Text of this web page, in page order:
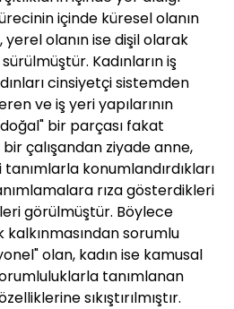
içinde küresel olanın
olanın ise dişil olarak
Kadınların iş
cinsiyetçi sistemden
ve iş yeri yapılarının
bir parçası fakat
çalışandan ziyade anne,
konumlandırdıkları
rıza gösterdikleri
görülmüştür. Böylece
sorumlu
olan, kadın ise kamusal
tanımlanan
sıkıştırılmıştır.